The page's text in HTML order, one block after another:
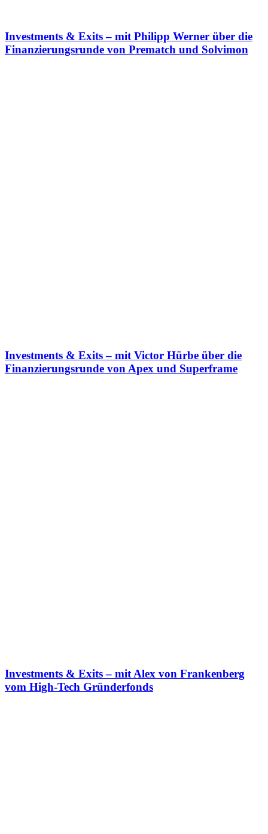
Investments & Exits – mit Philipp Werner über die
Finanzierungsrunde von Prematch und Solvimon
Investments & Exits – mit Victor Hürbe über die
Finanzierungsrunde von Apex und Superframe
Investments & Exits – mit Alex von Frankenberg
vom High-Tech Gründerfonds